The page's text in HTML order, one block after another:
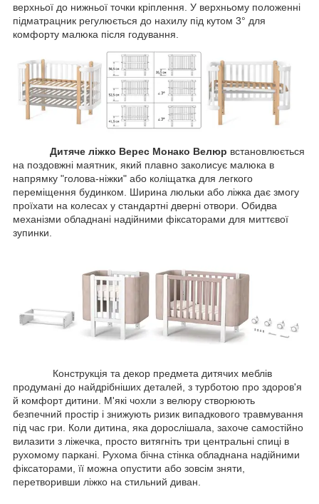
верхньої до нижньої точки кріплення. У верхньому положенні
підматрацник регулюється до нахилу під кутом 3° для
комфорту малюка після годування.
Дитяче ліжко Верес Монако Велюр встановлюється
на поздовжні маятник, який плавно заколисує малюка в
напрямку "голова-ніжки" або коліщатка для легкого
переміщення будинком. Ширина люльки або ліжка дає змогу
проїхати на колесах у стандартні дверні отвори. Обидва
механізми обладнані надійними фіксаторами для миттєвої
зупинки.
Конструкція та декор предмета дитячих меблів
продумані до найдрібніших деталей, з турботою про здоров'я
й комфорт дитини. М'які чохли з велюру створюють
безпечний простір і знижують ризик випадкового травмування
під час гри. Коли дитина, яка дорослішала, захоче самостійно
вилазити з ліжечка, просто витягніть три центральні спиці в
рухомому паркані. Рухома бічна стінка обладнана надійними
фіксаторами, її можна опустити або зовсім зняти,
перетворивши ліжко на стильний диван.